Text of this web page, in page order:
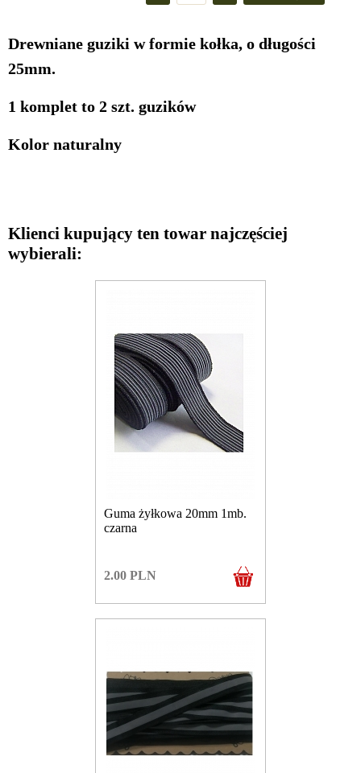
Drewniane guziki w formie kołka, o długości
25mm.
1 komplet to 2 szt. guzików
Kolor naturalny
Klienci kupujący ten towar najczęściej
wybierali:
Guma żyłkowa 20mm 1mb.
czarna
2.00 PLN